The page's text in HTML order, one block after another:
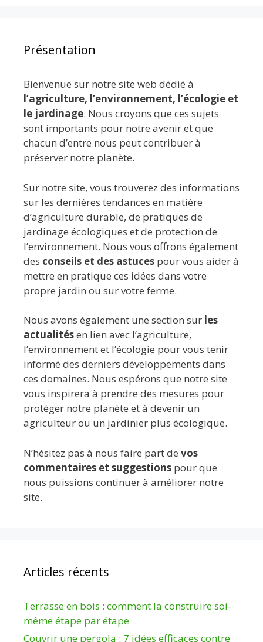
Présentation
Bienvenue sur notre site web dédié à
l’agriculture, l’environnement, l’écologie et
le jardinage. Nous croyons que ces sujets
sont importants pour notre avenir et que
chacun d’entre nous peut contribuer à
préserver notre planète.
Sur notre site, vous trouverez des informations
sur les dernières tendances en matière
d’agriculture durable, de pratiques de
jardinage écologiques et de protection de
l’environnement. Nous vous offrons également
des conseils et des astuces pour vous aider à
mettre en pratique ces idées dans votre
propre jardin ou sur votre ferme.
Nous avons également une section sur les
actualitésen lien avec l’agriculture,
l’environnement et l’écologie pour vous tenir
informé des derniers développements dans
ces domaines. Nous espérons que notre site
vous inspirera à prendre des mesures pour
protéger notre planète et à devenir un
agriculteur ou un jardinier plus écologique.
N’hésitez pas à nous faire part de vos
commentaires et suggestions pour que
nous puissions continuer à améliorer notre
site.
Articles récents
Terrasse en bois : comment la construire soi-
même étape par étape
Couvrir une pergola : 7 idées efficaces contre